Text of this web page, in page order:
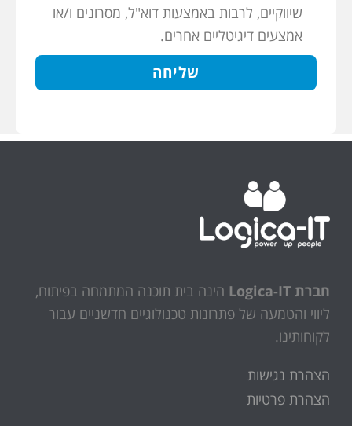
שיווקיים, לרבות באמצעות דוא"ל, מסרונים ו/או
אמצעים דיגיטליים אחרים.
חברת Logica-IT
הינה בית תוכנה המתמחה בפיתוח,
ליווי והטמעה של פתרונות טכנולוגיים חדשניים עבור
לקוחותינו.
הצהרת נגישות
הצהרת פרטיות